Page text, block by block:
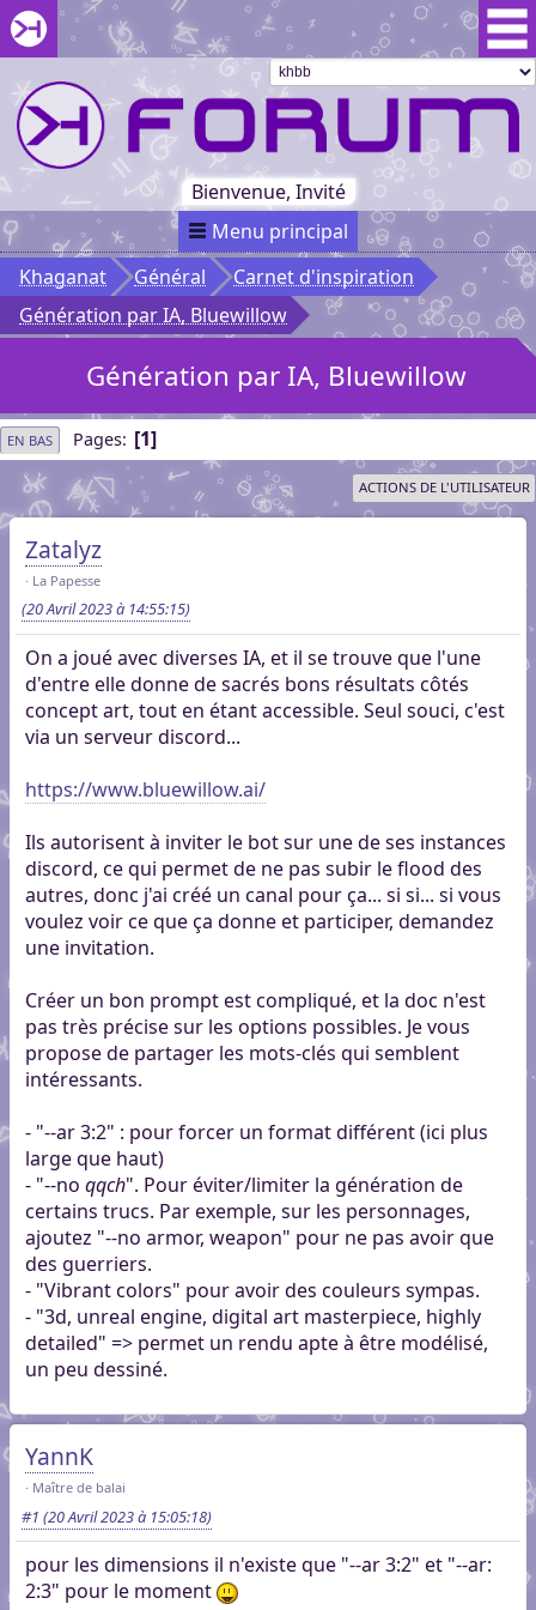
Aller au menu du forum
Aller au contenu du forum
Aller à la recherche dans le forum
Passer le
menu
Khaganat
au début
du menu
Khaganat
Bienvenue, Invité
Menu principal
Khaganat
Général
Carnet d'inspiration
Génération par IA, Bluewillow
Génération par IA, Bluewillow
EN BAS Pages 1
ACTIONS DE L'UTILISATEUR
Zatalyz
La Papesse
(20 Avril 2023 à 14:55:15)
On a joué avec diverses IA, et il se trouve que l'une
d'entre elle donne de sacrés bons résultats côtés
concept art, tout en étant accessible. Seul souci, c'est
via un serveur discord...
https://www.bluewillow.ai/
Ils autorisent à inviter le bot sur une de ses instances
discord, ce qui permet de ne pas subir le flood des
autres, donc j'ai créé un canal pour ça... si si... si vous
voulez voir ce que ça donne et participer, demandez
une invitation.
Créer un bon prompt est compliqué, et la doc n'est
pas très précise sur les options possibles. Je vous
propose de partager les mots-clés qui semblent
intéressants.
- "--ar 3:2" : pour forcer un format différent (ici plus
large que haut)
- "--no qqch". Pour éviter/limiter la génération de
certains trucs. Par exemple, sur les personnages,
ajoutez "--no armor, weapon" pour ne pas avoir que
des guerriers.
- "Vibrant colors" pour avoir des couleurs sympas.
- "3d, unreal engine, digital art masterpiece, highly
detailed" => permet un rendu apte à être modélisé,
un peu dessiné.
YannK
Maître de balai
#1 (20 Avril 2023 à 15:05:18)
pour les dimensions il n'existe que "--ar 3:2" et "--ar:
2:3" pour le moment